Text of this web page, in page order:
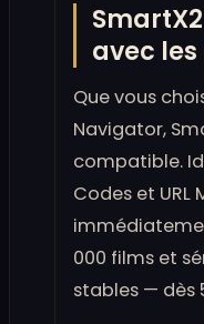
avec
Que vous
Navigator,
compatible.
Codes et URL
000 films et
stables — dès